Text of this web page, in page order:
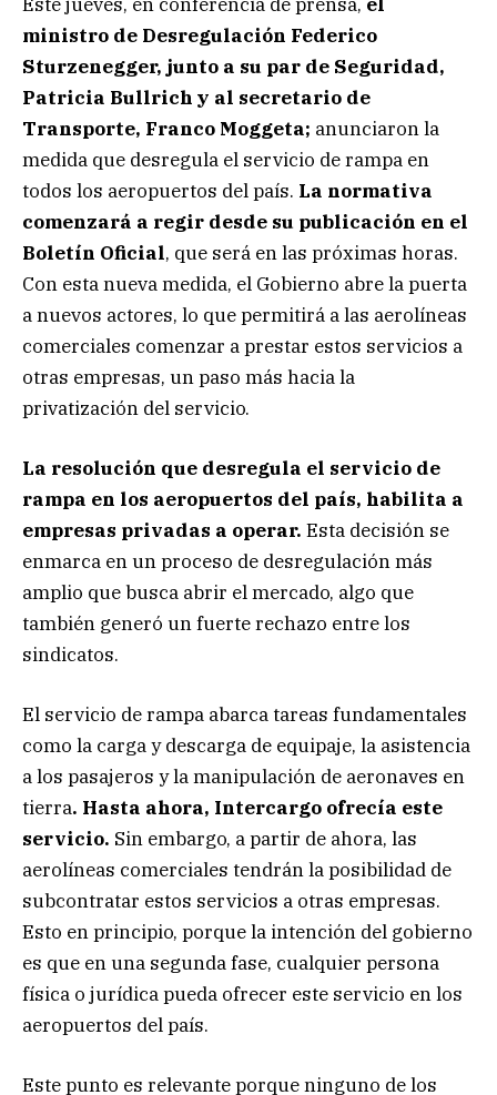
ministro de Desregulación Federico
Sturzenegger, junto a su par de Seguridad,
Patricia Bullrich y al secretario de
Transporte, Franco Moggeta; anunciaron la
medida que desregula el servicio de rampa en
todos los aeropuertos del país. La normativa
comenzará a regir desde su publicación en el
Boletín Oficial, que será en las próximas horas.
Con esta nueva medida, el Gobierno abre la puerta
a nuevos actores, lo que permitirá a las aerolíneas
comerciales comenzar a prestar estos servicios a
otras empresas, un paso más hacia la
privatización del servicio.
La resolución que desregula el servicio de
rampa en los aeropuertos del país, habilita a
empresas privadas a operar. Esta decisión se
enmarca en un proceso de desregulación más
amplio que busca abrir el mercado, algo que
también generó un fuerte rechazo entre los
sindicatos.
El servicio de rampa abarca tareas fundamentales
como la carga y descarga de equipaje, la asistencia
a los pasajeros y la manipulación de aeronaves en
tierra. Hasta ahora, Intercargo ofrecía este
servicio. Sin embargo, a partir de ahora, las
aerolíneas comerciales tendrán la posibilidad de
subcontratar estos servicios a otras empresas.
Esto en principio, porque la intención del gobierno
es que en una segunda fase, cualquier persona
física o jurídica pueda ofrecer este servicio en los
aeropuertos del país.
Este punto es relevante porque ninguno de los